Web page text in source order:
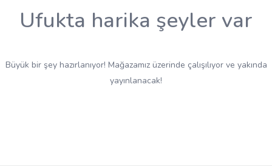
Ufukta harika şeyler var
Büyük bir şey hazırlanıyor! Mağazamız üzerinde çalışılıyor ve yakında
yayınlanacak!